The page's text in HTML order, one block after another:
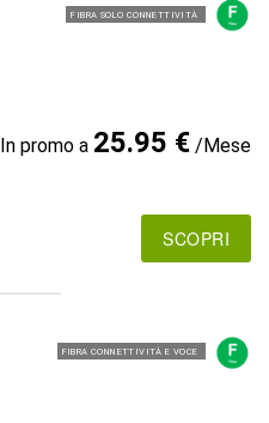
FIBRA SOLO CONNETTIVITÀ
In promo a 25.95 €/Mese
SCOPRI
FIBRA CONNETTIVITÀ E VOCE